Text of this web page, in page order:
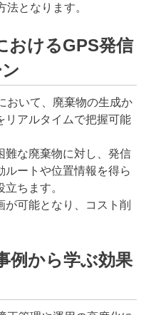
法となります。
おけるGPS発信
おいて、廃棄物の生成か
リアルタイムで把握可能
難な廃棄物に対し、発信
ルートや位置情報を得ら
ちます。
可能となり、コスト削
例から学ぶ効果